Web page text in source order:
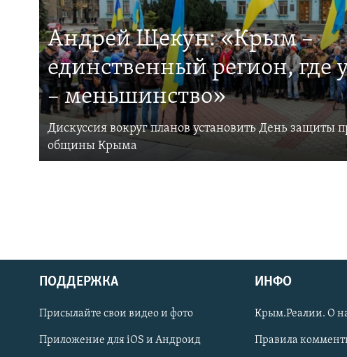
Українською
Qırımtatar
Андрей Щекун: «Крым –
единственный регион, где
– меньшинство»
Дискуссия вокруг планов установить День защиты
общины Крыма
ПОДДЕРЖКА
Присылайте свои видео и фото
Приложение для iOS и Андроид
ИНФО
Крым.Реалии. О
Правила